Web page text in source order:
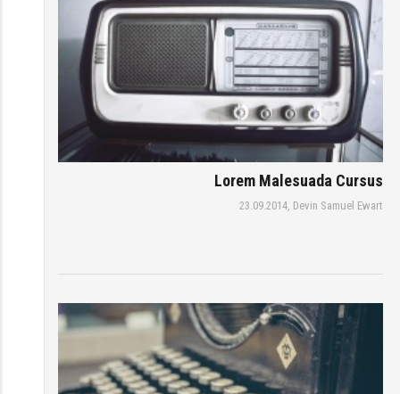
Lorem Malesuada Cursus
23.09.2014, Devin Samuel Ewart